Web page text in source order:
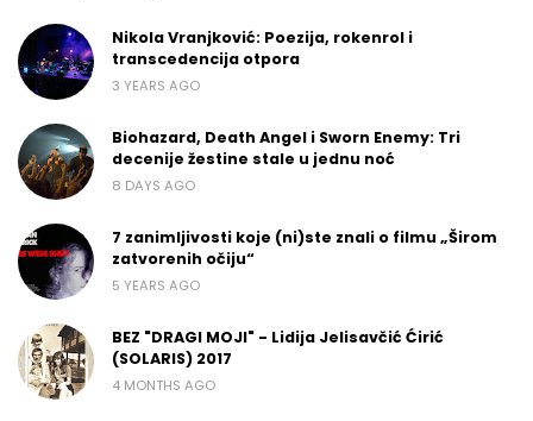
Nikola Vranjković: Poezija, rokenrol i
transcedencija otpora
3 YEARS AGO
Biohazard, Death Angel i Sworn Enemy: Tri
decenije žestine stale u jednu noć
8 DAYS AGO
7 zanimljivosti koje (ni)ste znali o filmu „Širom
zatvorenih očiju“
5 YEARS AGO
BEZ "DRAGI MOJI" - Lidija Jelisavčić Ćirić
(SOLARIS) 2017
4 MONTHS AGO